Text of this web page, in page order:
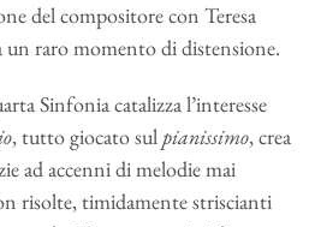
del compositore con Teresa
un raro momento di distensione.
Sinfonia catalizza l’interesse
, tutto giocato sulpianissimo, crea
ad accenni di melodie mai
risolte, timidamente striscianti